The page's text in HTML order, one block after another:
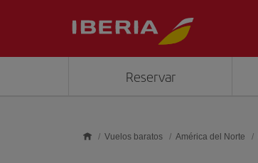
Reservar
Vuelos baratos América del Norte